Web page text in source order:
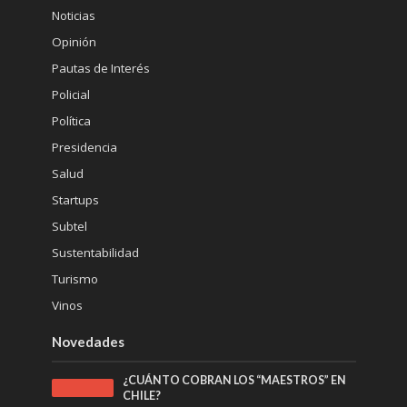
Noticias
Opinión
Pautas de Interés
Policial
Política
Presidencia
Salud
Startups
Subtel
Sustentabilidad
Turismo
Vinos
Novedades
¿CUÁNTO COBRAN LOS “MAESTROS” EN
CHILE?